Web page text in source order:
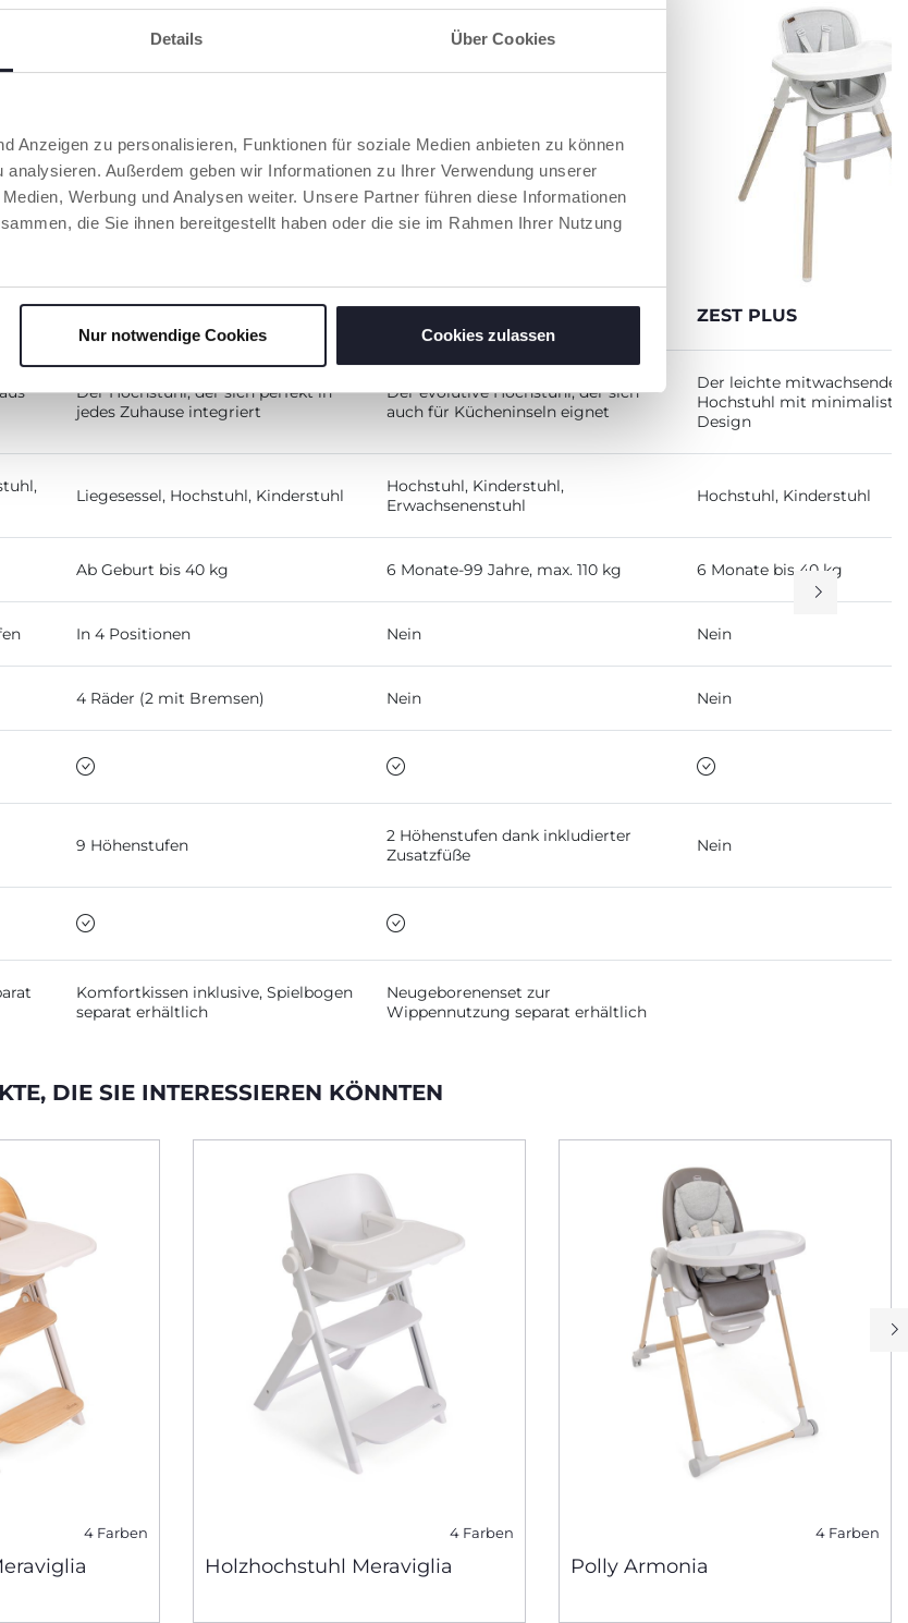
Details Über Cookies
Anzeigen zu personalisieren, Funktionen für soziale Medien anbieten zu können
Außerdem geben wir Informationen zu Ihrer Verwendung unserer
Werbung und Analysen weiter. Unsere Partner führen diese Informationen
die Sie ihnen bereitgestellt haben oder die sie im Rahmen Ihrer Nutzung
Nur notwendige Cookies Cookies zulassen
ZEST PLUS
Der Hochstuhl, der sich perfekt in
jedes Zuhause integriert
Der evolutive Hochstuhl, der sich
auch für Kücheninseln eignet
Der leichte mitwachsende
Hochstuhl mit
Design
Liegesessel, Hochstuhl, Kinderstuhl
Hochstuhl, Kinderstuhl,
Erwachsenenstuhl
Hochstuhl, Kinderstuhl
Ab Geburt bis 40 kg 6 Monate-99 Jahre, max. 110 kg 6 Monate bis 40 kg
In 4 Positionen Nein Nein
4 Räder (2 mit Bremsen) Nein Nein
9 Höhenstufen
2 Höhenstufen dank inkludierter
Zusatzfüße
Nein
Komfortkissen inklusive, Spielbogen
separat erhältlich
Neugeborenenset zur
Wippennutzung separat erhältlich
DIE SIE INTERESSIEREN KÖNNTEN
4 Farben 4 Farben
Holzhochstuhl Meraviglia
4 Farben
Polly Armonia